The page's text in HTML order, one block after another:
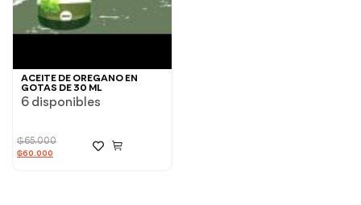
ACEITE DE OREGANO EN
GOTAS DE 30 ML
6 disponibles
₲65.000
₲60.000